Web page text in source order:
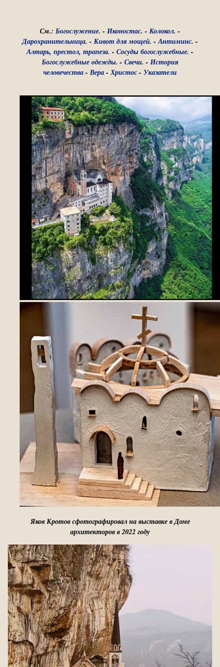
См.: Богослужение. - Иконостас. - Колокол. -
Дарохранительница. - Кивот для мощей. -Антиминс. -
Алтарь, престол, трапеза. - Сосуды богослужебные. -
Богослужебные одежды. - Свечи. - История
человечества- Вера-Христос- Указатели
Яков Кротов сфотографировал на выставке в Доме
архитекторов в 2022 году